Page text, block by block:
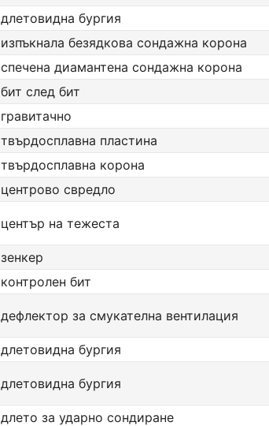
длетовидна бургия
изпъкнала безядкова сондажна корона
спечена диамантена сондажна корона
бит след бит
гравитачно
твърдосплавна пластина
твърдосплавна корона
центрово свредло
център на тежеста
зенкер
контролен бит
дефлектор за смукателна вентилация
длетовидна бургия
длетовидна бургия
длето за ударно сондиране